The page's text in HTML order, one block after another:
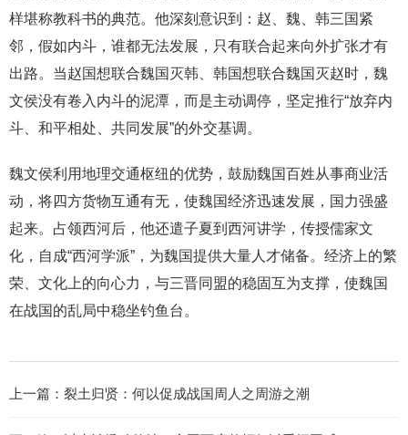
样堪称教科书的典范。他深刻意识到：赵、魏、韩三国紧
邻，假如内斗，谁都无法发展，只有联合起来向外扩张才有
出路。当赵国想联合魏国灭韩、韩国想联合魏国灭赵时，魏
文侯没有卷入内斗的泥潭，而是主动调停，坚定推行“放弃内
斗、和平相处、共同发展”的外交基调。
魏文侯利用地理交通枢纽的优势，鼓励魏国百姓从事商业活
动，将四方货物互通有无，使魏国经济迅速发展，国力强盛
起来。占领西河后，他还遣子夏到西河讲学，传授儒家文
化，自成“西河学派”，为魏国提供大量人才储备。经济上的繁
荣、文化上的向心力，与三晋同盟的稳固互为支撑，使魏国
在战国的乱局中稳坐钓鱼台。
上一篇： 裂土归贤：何以促成战国周人之周游之潮